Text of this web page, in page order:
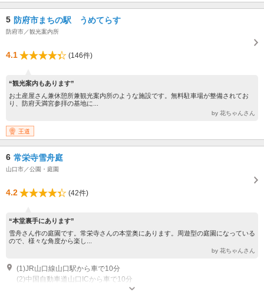
5 防府市まちの駅 うめてらす
防府市／観光案内所
4.1 (146件)
“観光案内もあります”
お土産屋さん兼休憩所兼観光案内所のような施設です。無料駐車場が整備されてお
り、防府天満宮参拝の基地に...
by 花ちゃんさん
王道
6 常栄寺雪舟庭
山口市／公園・庭園
4.2 (42件)
“本堂裏手にあります”
雪舟さん作の庭園です。常栄寺さんの本堂奥にあります。周遊型の庭園になっている
ので、様々な角度から楽し...
by 花ちゃんさん
(1)JR山口線山口駅から車で10分
(2)中国自動車道山口ICから車で10分